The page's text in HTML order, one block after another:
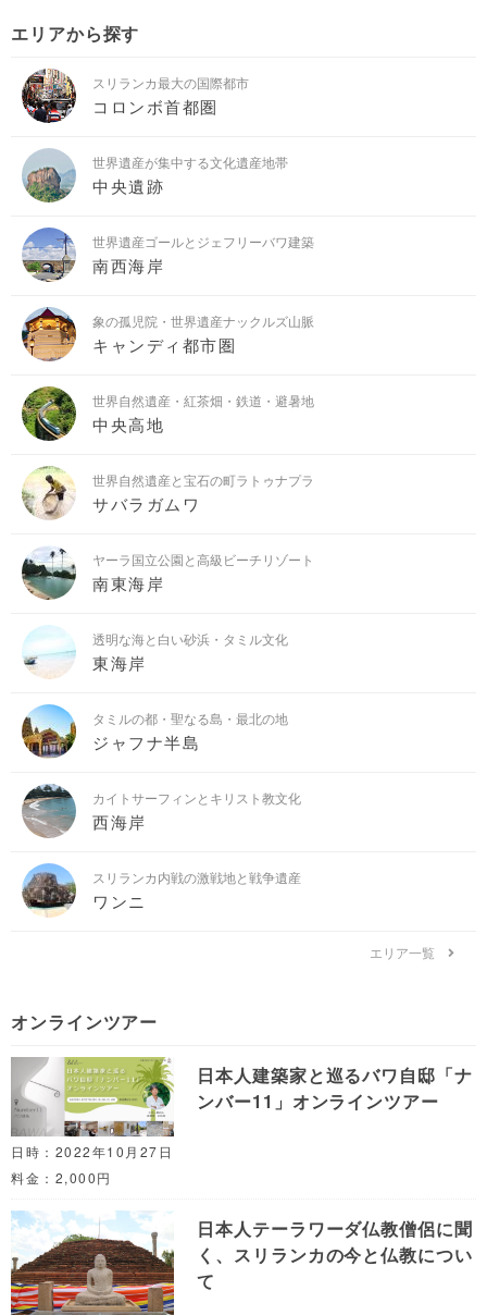
エリアから探す
スリランカ最大の国際都市
コロンボ首都圏
世界遺産が集中する文化遺産地帯
中央遺跡
世界遺産ゴールとジェフリーバワ建築
南西海岸
象の孤児院・世界遺産ナックルズ山脈
キャンディ都市圏
世界自然遺産・紅茶畑・鉄道・避暑地
中央高地
世界自然遺産と宝石の町ラトゥナプラ
サバラガムワ
ヤーラ国立公園と高級ビーチリゾート
南東海岸
透明な海と白い砂浜・タミル文化
東海岸
タミルの都・聖なる島・最北の地
ジャフナ半島
カイトサーフィンとキリスト教文化
西海岸
スリランカ内戦の激戦地と戦争遺産
ワンニ
エリア一覧
オンラインツアー
日本人建築家と巡るバワ自邸「ナ
ンバー11」オンラインツアー
日時：2022年10月27日
料金：2,000円
日本人テーラワーダ仏教僧侶に聞
く、スリランカの今と仏教につい
て